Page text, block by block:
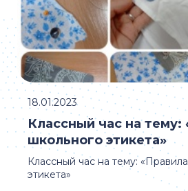
Классный час на тему:
этикета»
Классный час на тему:
школьного этикета»
18.01.2023